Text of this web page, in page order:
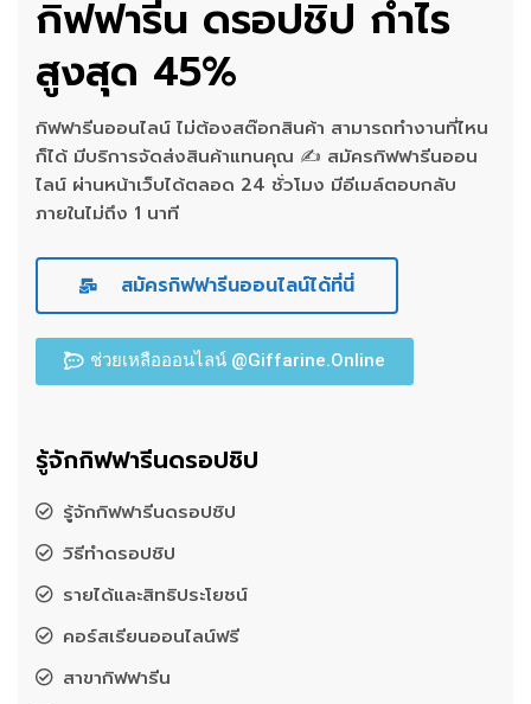
กิฟฟารีน ดรอปชิป กำไร
สูงสุด 45%
กิฟฟารีนออนไลน์ ไม่ต้องสต๊อกสินค้า สามารถทำงานที่ไหน
ก็ได้ มีบริการจัดส่งสินค้าแทนคุณ ✍ สมัครกิฟฟารีนออน
ไลน์ ผ่านหน้าเว็บได้ตลอด 24 ชั่วโมง มีอีเมล์ตอบกลับ
ภายในไม่ถึง 1 นาที
สมัครกิฟฟารีนออนไลน์ได้ที่นี่
ช่วยเหลือออนไลน์ @Giffarine.Online
รู้จักกิฟฟารีนดรอปชิป
รู้จักกิฟฟารีนดรอปชิป
วิธีทำดรอปชิป
รายได้และสิทธิประโยชน์
คอร์สเรียนออนไลน์ฟรี
สาขากิฟฟารีน